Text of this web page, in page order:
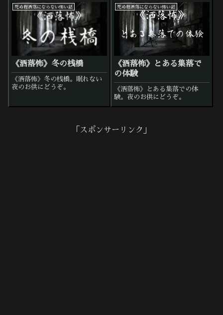
死ぬ程洒落にならない怖い話
《洒落怖》冬の桟橋
《洒落怖》冬の桟橋。眠れない
夜のお供にどうぞ。
死ぬ程洒落にならない怖い話
《洒落怖》とある集落で
の体験
《洒落怖》とある集落での体
験。夜のお供にどうぞ。
「スポンサーリンク」